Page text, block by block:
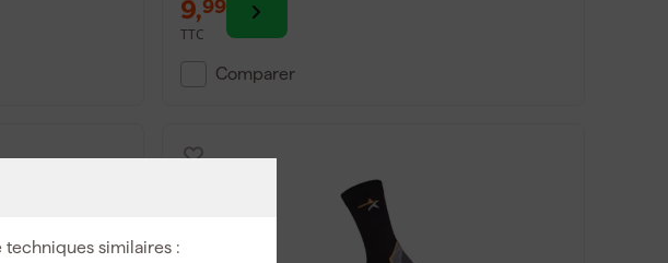
similaires :
9,99
TTC
Comparer